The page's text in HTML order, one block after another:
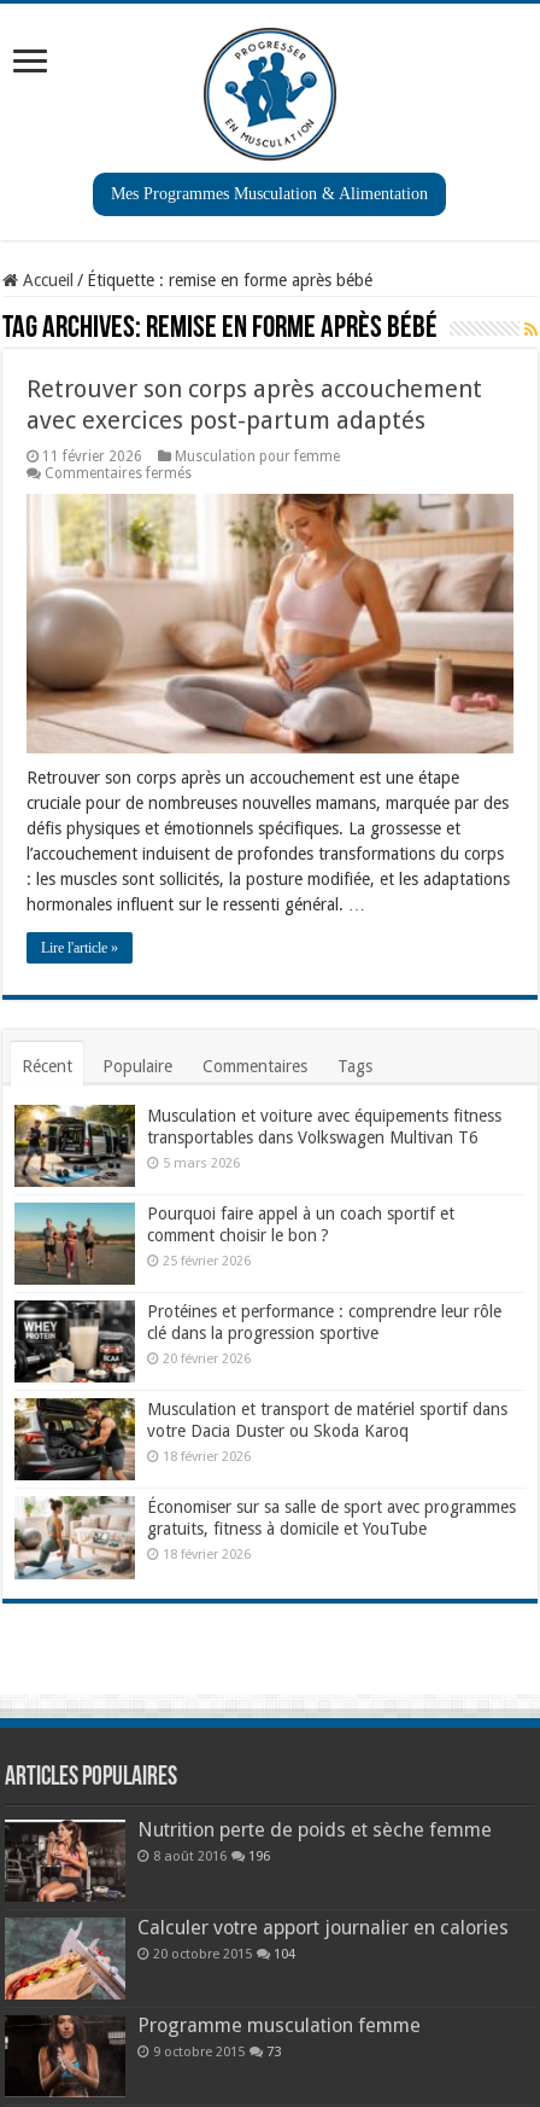
Mes Programmes Musculation & Alimentation
Accueil / Étiquette :remise en forme après bébé
Tag Archives: remise en forme après bébé
Retrouver son corps après accouchement
avec exercices post-partum adaptés
11 février 2026
Musculation pour femme
Commentaires ferméssur
corps
après
accouchement
avec
exercices
partum
adaptés
Retrouver son corps après un accouchement est une étape
cruciale pour de nombreuses nouvelles mamans, marquée par des
défis physiques et émotionnels spécifiques. La grossesse et
l’accouchement induisent de profondes transformations du corps
: les muscles sont sollicités, la posture modifiée, et les adaptations
hormonales influent sur le ressenti général. …
Lire l'article »
Récent Populaire Commentaires Tags
Musculation et voiture avec équipements fitness
transportables dans Volkswagen Multivan T6
5 mars 2026
Pourquoi faire appel à un coach sportif et
comment choisir le bon ?
25 février 2026
Protéines et performance : comprendre leur rôle
clé dans la progression sportive
20 février 2026
Musculation et transport de matériel sportif dans
votre Dacia Duster ou Skoda Karoq
18 février 2026
Économiser sur sa salle de sport avec programmes
gratuits, fitness à domicile et YouTube
18 février 2026
Articles populaires
Nutrition perte de poids et sèche femme
8 août 2016 196
Calculer votre apport journalier en calories
20 octobre 2015 104
Programme musculation femme
9 octobre 2015 73